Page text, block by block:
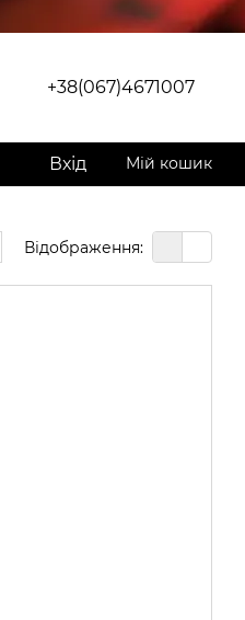
+38(067)4671007
Вхід Мій кошик
Відображення: